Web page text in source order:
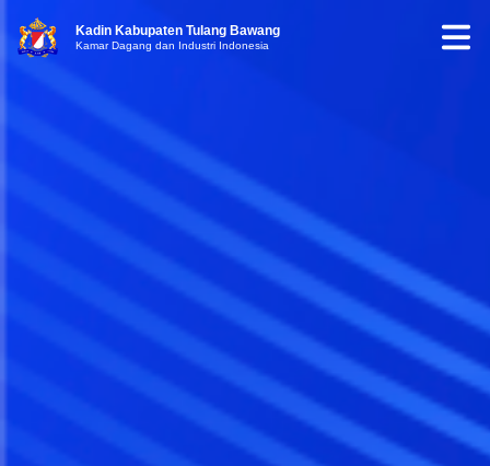
Kadin Kabupaten Tulang Bawang
Kamar Dagang dan Industri Indonesia